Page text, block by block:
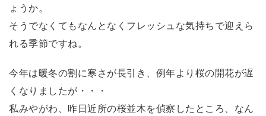
ょうか。
そうでなくてもなんとなくフレッシュな気持ちで迎えら
れる季節ですね。
今年は暖冬の割に寒さが長引き、例年より桜の開花が遅
くなりましたが・・・
私みやがわ、昨日近所の桜並木を偵察したところ、なん